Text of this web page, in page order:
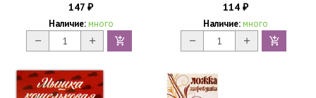
147 ₽
Наличие: много
114 ₽
Наличие: много